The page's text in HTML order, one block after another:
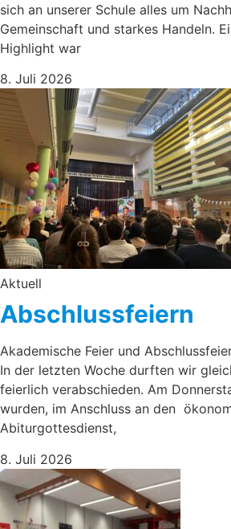
sich an unserer Schule alles um
Gemeinschaft und starkes Handeln.
Highlight war
8. Juli 2026
Aktuell
Abschlussfeiern
Akademische Feier und
In der letzten Woche durften wir
feierlich verabschieden. Am
wurden, im Anschluss an den
Abiturgottesdienst,
8. Juli 2026